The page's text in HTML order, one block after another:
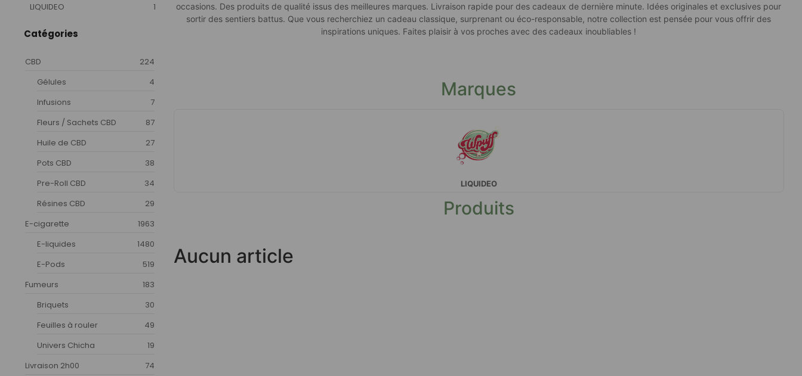
LIQUIDEO 1
Catégories
CBD
224
Gélules
4
Infusions
7
Fleurs / Sachets CBD
87
Huile de CBD
27
Pots CBD
38
Pre-Roll CBD
34
Résines CBD
29
E-cigarette
1963
E-liquides
1480
E-Pods
519
Fumeurs
183
Briquets
30
Feuilles à rouler
49
Univers Chicha
19
Livraison 2h00
74
occasions. Des produits de qualité issus des meilleures marques. Livraison rapide pour des cadeaux de dernière minute. Idées originales et exclusives pour
sortir des sentiers battus. Que vous recherchiez un cadeau classique, surprenant ou éco-responsable, notre collection est pensée pour vous offrir des
inspirations uniques. Faites plaisir à vos proches avec des cadeaux inoubliables !
Marques
LIQUIDEO
Produits
Aucun article